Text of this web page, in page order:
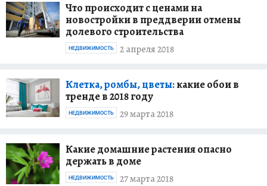
Что происходит с ценами на
новостройки в преддверии отмены
долевого строительства
2 апреля 2018
НЕДВИЖИМОСТЬ
Клетка, ромбы, цветы:какие обои в
тренде в 2018 году
29 марта 2018
НЕДВИЖИМОСТЬ
Какие домашние растения опасно
держать в доме
27 марта 2018
НЕДВИЖИМОСТЬ